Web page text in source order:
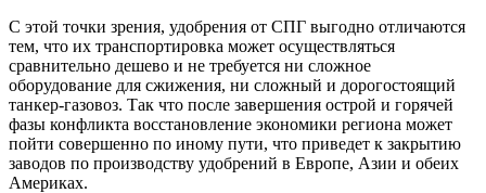
С этой точки зрения, удобрения от СПГ выгодно отличаются
тем, что их транспортировка может осуществляться
сравнительно дешево и не требуется ни сложное
оборудование для сжижения, ни сложный и дорогостоящий
танкер-газовоз. Так что после завершения острой и горячей
фазы конфликта восстановление экономики региона может
пойти совершенно по иному пути, что приведет к закрытию
заводов по производству удобрений в Европе, Азии и обеих
Америках.